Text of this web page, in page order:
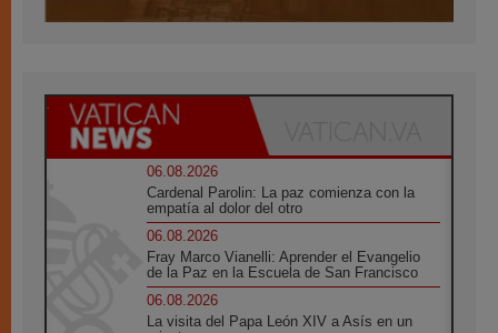
06.08.2026
Cardenal Parolin: La paz comienza con la
empatía al dolor del otro
06.08.2026
Fray Marco Vianelli: Aprender el Evangelio
de la Paz en la Escuela de San Francisco
06.08.2026
La visita del Papa León XIV a Asís en un